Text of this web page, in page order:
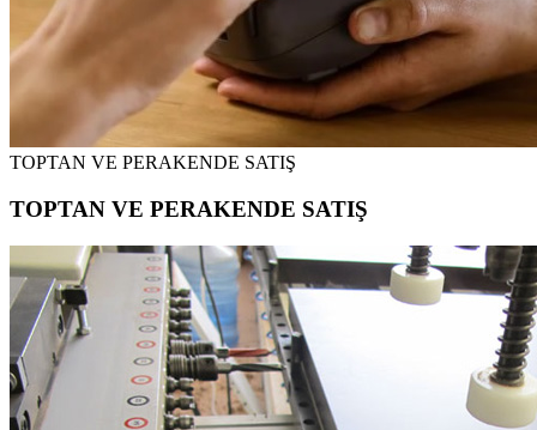
TOPTAN VE PERAKENDE SATIŞ
TOPTAN VE PERAKENDE SATIŞ